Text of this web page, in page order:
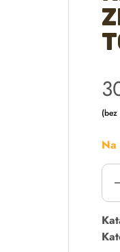
(bez
Na
A
l